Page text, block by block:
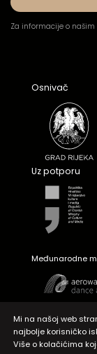
Za informacije o
Osnivač
Uz potporu
Međunarodne
Mi na našoj web
najbolje korisničko
Više o kolačićima